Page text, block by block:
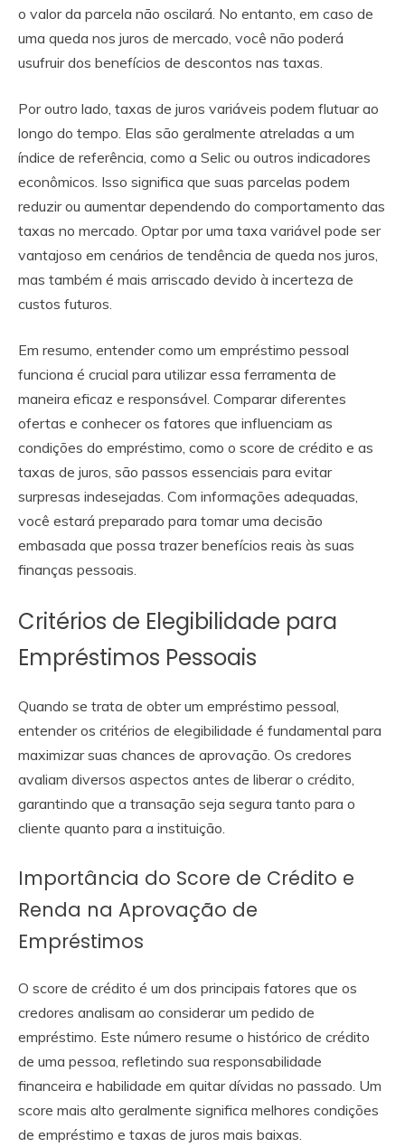
o valor da parcela não oscilará. No entanto, em caso de
uma queda nos juros de mercado, você não poderá
usufruir dos benefícios de descontos nas taxas.
Por outro lado, taxas de juros variáveis podem flutuar ao
longo do tempo. Elas são geralmente atreladas a um
índice de referência, como a Selic ou outros indicadores
econômicos. Isso significa que suas parcelas podem
reduzir ou aumentar dependendo do comportamento das
taxas no mercado. Optar por uma taxa variável pode ser
vantajoso em cenários de tendência de queda nos juros,
mas também é mais arriscado devido à incerteza de
custos futuros.
Em resumo, entender como um empréstimo pessoal
funciona é crucial para utilizar essa ferramenta de
maneira eficaz e responsável. Comparar diferentes
ofertas e conhecer os fatores que influenciam as
condições do empréstimo, como o score de crédito e as
taxas de juros, são passos essenciais para evitar
surpresas indesejadas. Com informações adequadas,
você estará preparado para tomar uma decisão
embasada que possa trazer benefícios reais às suas
finanças pessoais.
Critérios de Elegibilidade para
Empréstimos Pessoais
Quando se trata de obter um empréstimo pessoal,
entender os critérios de elegibilidade é fundamental para
maximizar suas chances de aprovação. Os credores
avaliam diversos aspectos antes de liberar o crédito,
garantindo que a transação seja segura tanto para o
cliente quanto para a instituição.
Importância do Score de Crédito e
Renda na Aprovação de
Empréstimos
O score de crédito é um dos principais fatores que os
credores analisam ao considerar um pedido de
empréstimo. Este número resume o histórico de crédito
de uma pessoa, refletindo sua responsabilidade
financeira e habilidade em quitar dívidas no passado. Um
score mais alto geralmente significa melhores condições
de empréstimo e taxas de juros mais baixas.